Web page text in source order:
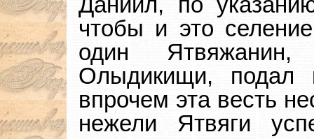
чтобы и это
один
Олыдикищи, подал
впрочем эта весть
нежели Ятвяги